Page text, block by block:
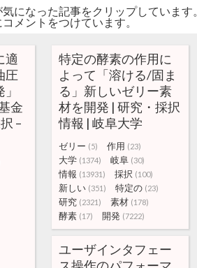
になった記事をクリップしていま
メントをつけています。
適
圧
金
–
特定の酵素の作用に
よって「溶ける/固ま
る」新しいゼリー素
材を開発 | 研究・採択
情報 | 岐阜大学
ゼリー (5) 作用 (23)
大学 (1374) 岐阜 (30)
情報 (13931) 採択 (100)
新しい (351) 特定の (23)
研究 (2321) 素材 (178)
酵素 (17) 開発 (7222)
ユーザインタフェー